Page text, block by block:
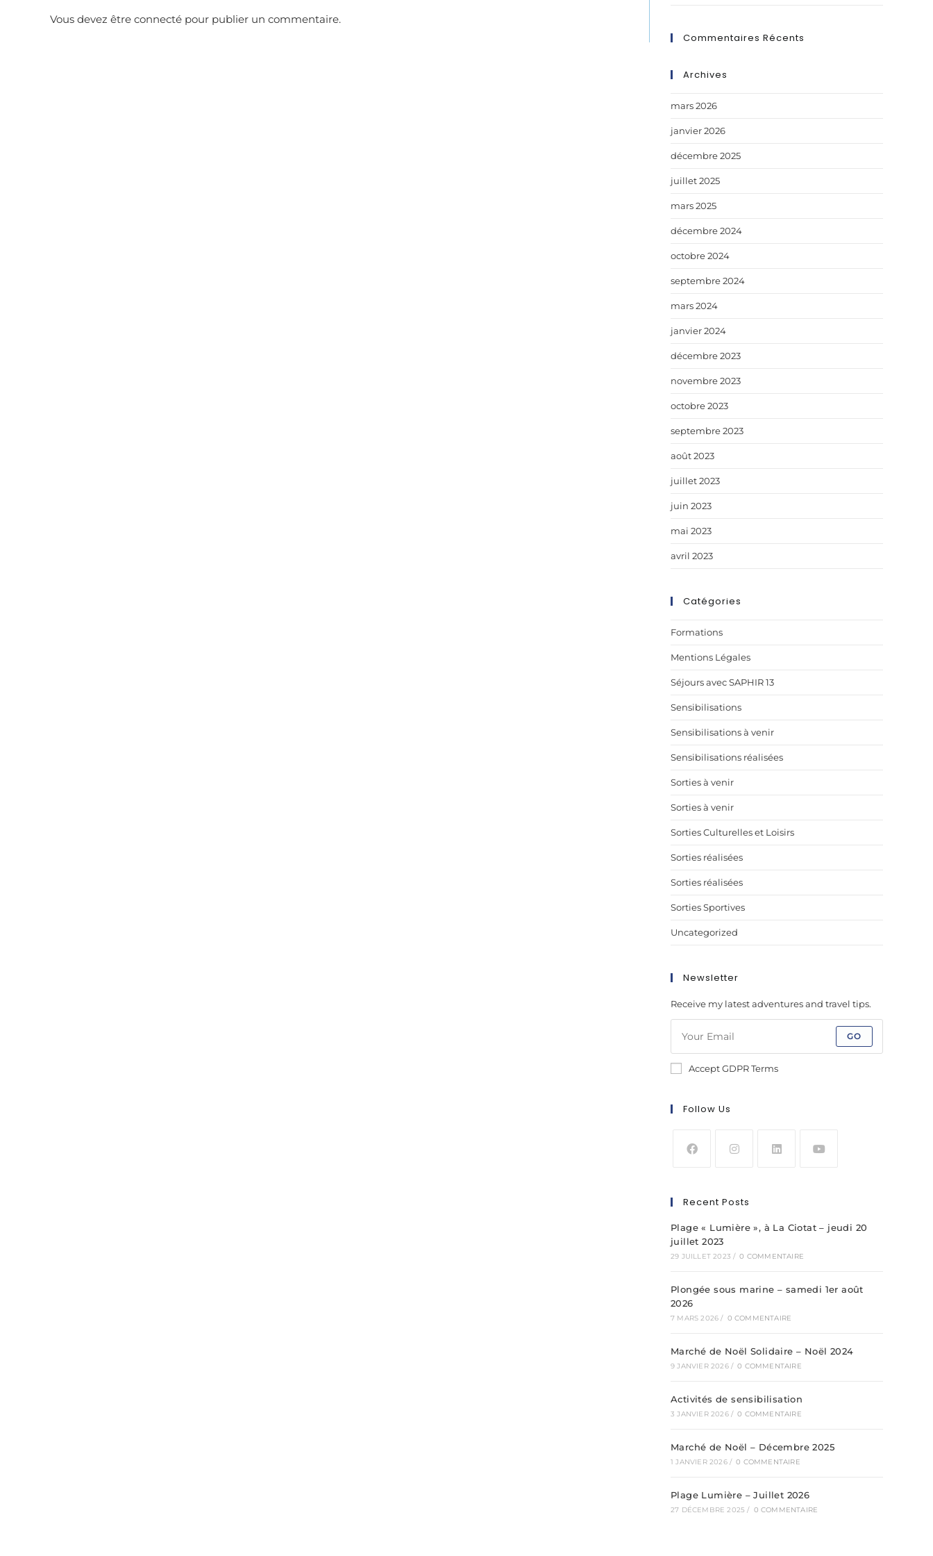
Vous devez être connecté pour publier un commentaire.
Commentaires Récents
Archives
mars 2026
janvier 2026
décembre 2025
juillet 2025
mars 2025
décembre 2024
octobre 2024
septembre 2024
mars 2024
janvier 2024
décembre 2023
novembre 2023
octobre 2023
septembre 2023
août 2023
juillet 2023
juin 2023
mai 2023
avril 2023
Catégories
Formations
Mentions Légales
Séjours avec SAPHIR 13
Sensibilisations
Sensibilisations à venir
Sensibilisations réalisées
Sorties à venir
Sorties à venir
Sorties Culturelles et Loisirs
Sorties réalisées
Sorties réalisées
Sorties Sportives
Uncategorized
Newsletter
Receive my latest adventures and travel tips.
GO
Accept GDPR Terms
Follow Us
Recent Posts
Plage « Lumière », à La Ciotat – jeudi 20
juillet 2023
29 JUILLET 2023 / 0 COMMENTAIRE
Plongée sous marine – samedi 1er août
2026
7 MARS 2026 / 0 COMMENTAIRE
Marché de Noël Solidaire – Noël 2024
9 JANVIER 2026 / 0 COMMENTAIRE
Activités de sensibilisation
3 JANVIER 2026 / 0 COMMENTAIRE
Marché de Noël – Décembre 2025
1 JANVIER 2026 / 0 COMMENTAIRE
Plage Lumière – Juillet 2026
27 DÉCEMBRE 2025 / 0 COMMENTAIRE